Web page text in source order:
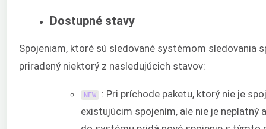
Dostupné stavy
Spojeniam, ktoré sú sledované systémom sledovania
priradený niektorý z nasledujúcich stavov:
NEW : Pri príchode paketu, ktorý nie je
existujúcim spojením, ale nie je neplatný